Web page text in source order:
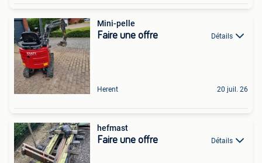
Mini-pelle
Faire une offre Détails
Herent 20 juil. 26
hefmast
Faire une offre Détails